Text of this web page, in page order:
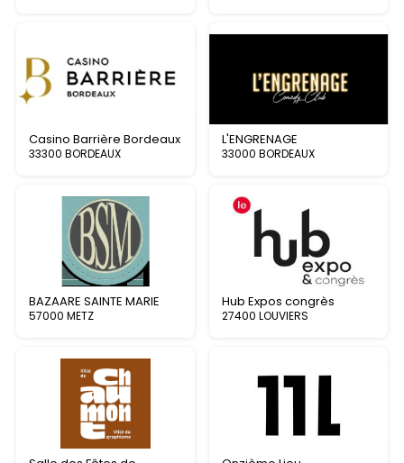
Casino Barrière Bordeaux
33300 BORDEAUX
L'ENGRENAGE
33000 BORDEAUX
BAZAARE SAINTE MARIE
57000 METZ
Hub Expos congrès
27400 LOUVIERS